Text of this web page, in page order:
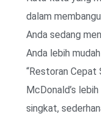
dalam
Anda sedang
Anda lebih
“Restoran Cepat
McDonald’s
singkat,